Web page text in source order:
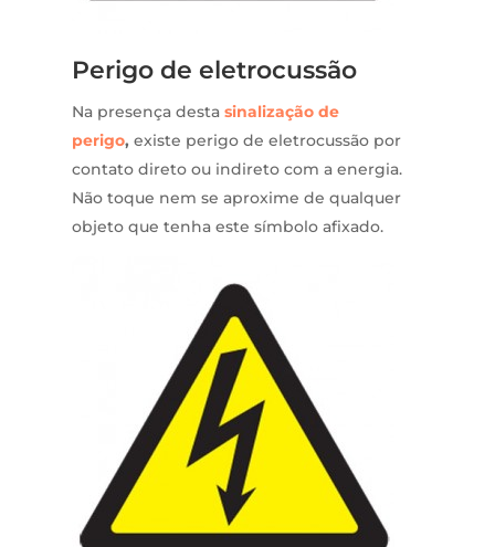
Perigo de eletrocussão
Na presença desta sinalização de
perigo, existe perigo de eletrocussão por
contato direto ou indireto com a energia.
Não toque nem se aproxime de qualquer
objeto que tenha este símbolo afixado.